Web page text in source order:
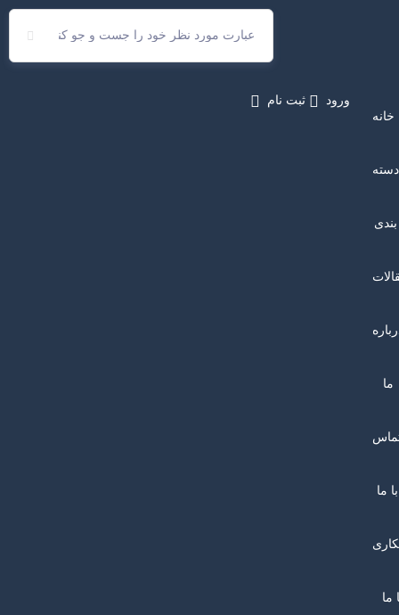
خانه
دسته
بندی
ما
با ما
ما
ورود ثبت نام